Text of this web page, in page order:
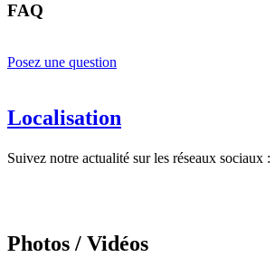
FAQ
Posez une question
Localisation
Suivez notre actualité sur les réseaux sociaux :
Photos / Vidéos